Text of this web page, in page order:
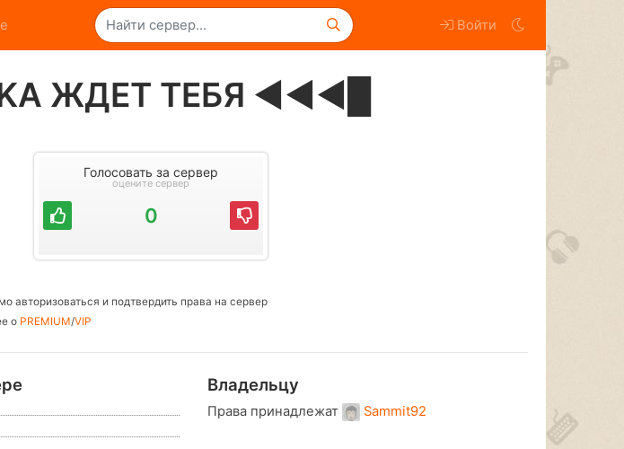
Войти
ЖДET TEБЯ ◄◄◄█
Голосовать за сервер
оцените сервер
0
авторизоваться и подтвердить права на сервер
о PREMIUM/VIP
Владельцу
Права принадлежат Sammit92